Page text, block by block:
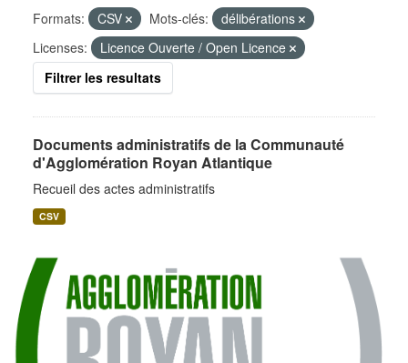
Formats: CSV Mots-clés:
délibérations
Licenses:
Licence Ouverte / Open Licence
Filtrer les resultats
Documents administratifs de la Communauté
d'Agglomération Royan Atlantique
Recueil des actes administratifs
CSV